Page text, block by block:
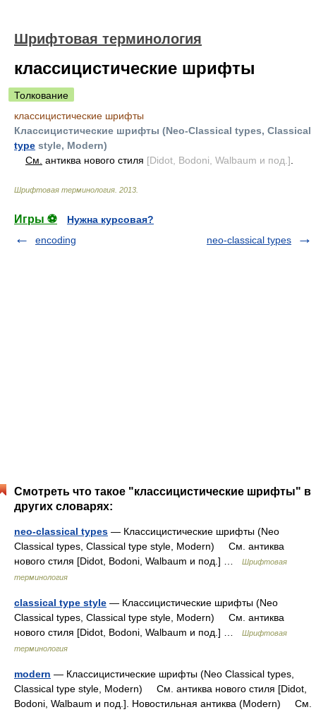
Шрифтовая терминология
классицистические шрифты
Толкование
классицистические шрифты
Классицистические шрифты (Neo-Classical types, Classical
type style, Modern)
См. антиква нового стиля [Didot, Bodoni, Walbaum и под.]
Шрифтовая терминология 2013
Игры ⚽
Нужна курсовая?
encoding
neo-classical types
Смотреть что такое "классицистические шрифты" в
других словарях:
neo-classical types — Классицистические шрифты (Neo
Classical types, Classical type style, Modern) См. антиква
нового стиля [Didot, Bodoni, Walbaum и под.] …
Шрифтовая
терминология
classical type style — Классицистические шрифты (Neo
Classical types, Classical type style, Modern) См. антиква
нового стиля [Didot, Bodoni, Walbaum и под.] …
Шрифтовая
терминология
modern — Классицистические шрифты (Neo Classical types,
Classical type style, Modern) См. антиква нового стиля [Didot,
Bodoni, Walbaum и под.]. Новостильная антиква (Modern) См.